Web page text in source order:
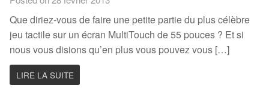
Que diriez-vous de faire une petite partie du plus célèbre
jeu tactile sur un écran MultiTouch de 55 pouces ? Et si
nous vous disions qu’en plus vous pouvez vous […]
LIRE LA SUITE